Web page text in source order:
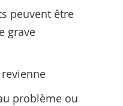
peuvent être
grave
problème ou